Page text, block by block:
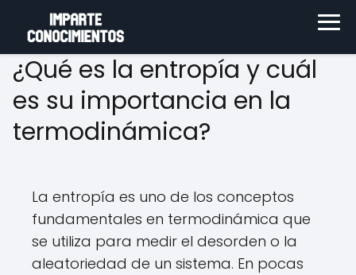
¿Qué es la entropía y cuál
es su importancia en la
termodinámica?
La entropía es uno de los conceptos
fundamentales en termodinámica que
se utiliza para medir el desorden o la
aleatoriedad de un sistema. En pocas